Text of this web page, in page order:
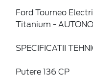
Ford Tourneo
Titanium -
SPECIFICATII
Putere 136 CP